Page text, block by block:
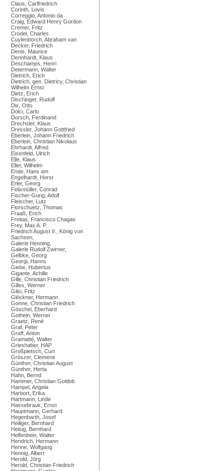
Claus, Carlfriedrich
Corinth, Lovis
Correggio, Antonio da
Craig, Edward Henry Gordon
Cremer, Fritz
Crodel, Charles
Cuylenborch, Abraham van
Decker, Friedrich
Denis, Maurice
Dennhardt, Klaus
Deschamps, Henri
Determann, Walter
Dietrich, Erich
Dietrich, gen. Dietricy, Christian
Wilhelm Ernst
Dietz, Erich
Dischinger, Rudolf
Dix, Otto
Dolci, Carlo
Dorsch, Ferdinand
Drechsler, Klaus
Dressler, Johann Gottfried
Eberlein, Johann Friedrich
Eberlein, Christian Nikolaus
Ehrhardt, Alfred
Eisenfeld, Ulrich
Elle, Klaus
Eller, Wilhelm
Ende, Hans am
Engelhardt, Horst
Erler, Georg
Felixmüller, Conrad
Fischer-Gurig, Adolf
Fleischer, Lutz
Florschuetz, Thomas
Fraaß, Erich
Freitas, Francisco Chagas
Frey, Max A. P.
Friedrich August II., König von
Sachsen,
Galerie Henning,
Galerie Rudolf Zwirner,
Gelbke, Georg
Georgi, Hanns
Giebe, Hubertus
Gigante, Achille
Gille, Christian Friedrich
Gilles, Werner
Gilsi, Fritz
Glöckner, Hermann
Gonne, Christian Friedrich
Göschel, Eberhard
Gothein, Werner
Graetz, René
Graf, Peter
Graff, Anton
Gramatté, Walter
Grieshaber, HAP
Großpietsch, Curt
Gröszer, Clemens
Günther, Christian August
Günther, Herta
Hahn, Bernd
Hammer, Christian Gottlob
Hampel, Angela
Harbort, Erika
Hartmann, Linde
Hassebrauk, Ernst
Hauptmann, Gerhard
Hegenbarth, Josef
Heiliger, Bernhard
Heisig, Bernhard
Helfenbein, Walter
Hendrich, Hermann
Henne, Wolfgang
Hennig, Albert
Herold, Jörg
Herold, Christian Friedrich